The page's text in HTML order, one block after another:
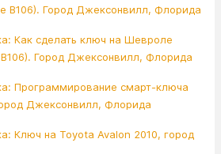
В106). Город Джексонвилл, Флорида
Как сделать ключ на Шевроле
Город Джексонвилл, Флорида
Программирование смарт-ключа
Джексонвилл, Флорида
Ключ на Toyota Avalon 2010, город